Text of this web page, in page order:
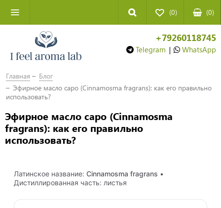
(0) (0)
+79260118745
Telegram | WhatsApp
Главная
Блог
Эфирное масло саро (Cinnamosma fragrans): как его правильно
использовать?
Эфирное масло саро (Cinnamosma
fragrans): как его правильно
использовать?
Латинское название: Cinnamosma fragrans •
Дистиллированная часть: листья